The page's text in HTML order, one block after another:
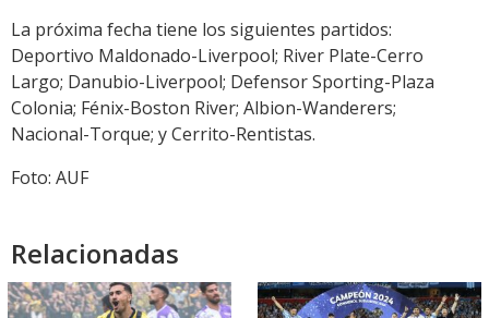
La próxima fecha tiene los siguientes partidos:
Deportivo Maldonado-Liverpool; River Plate-Cerro
Largo; Danubio-Liverpool; Defensor Sporting-Plaza
Colonia; Fénix-Boston River; Albion-Wanderers;
Nacional-Torque; y Cerrito-Rentistas.
Foto: AUF
Relacionadas